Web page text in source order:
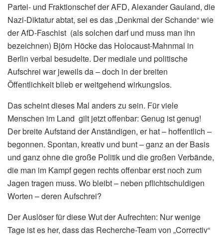
Partei- und Fraktionschef der AFD, Alexander Gauland, die
Nazi-Diktatur abtat, sei es das „Denkmal der Schande“ wie
der AfD-Faschist (als solchen darf und muss man ihn
bezeichnen) Björn Höcke das Holocaust-Mahnmal in
Berlin verbal besudelte. Der mediale und politische
Aufschrei war jeweils da – doch in der breiten
Öffentlichkeit blieb er weitgehend wirkungslos.
Das scheint dieses Mal anders zu sein. Für viele
Menschen im Land gilt jetzt offenbar: Genug ist genug!
Der breite Aufstand der Anständigen, er hat – hoffentlich –
begonnen. Spontan, kreativ und bunt – ganz an der Basis
und ganz ohne die große Politik und die großen Verbände,
die man im Kampf gegen rechts offenbar erst noch zum
Jagen tragen muss. Wo bleibt – neben pflichtschuldigen
Worten – deren Aufschrei?
Der Auslöser für diese Wut der Aufrechten: Nur wenige
Tage ist es her, dass das Recherche-Team von „Correctiv“